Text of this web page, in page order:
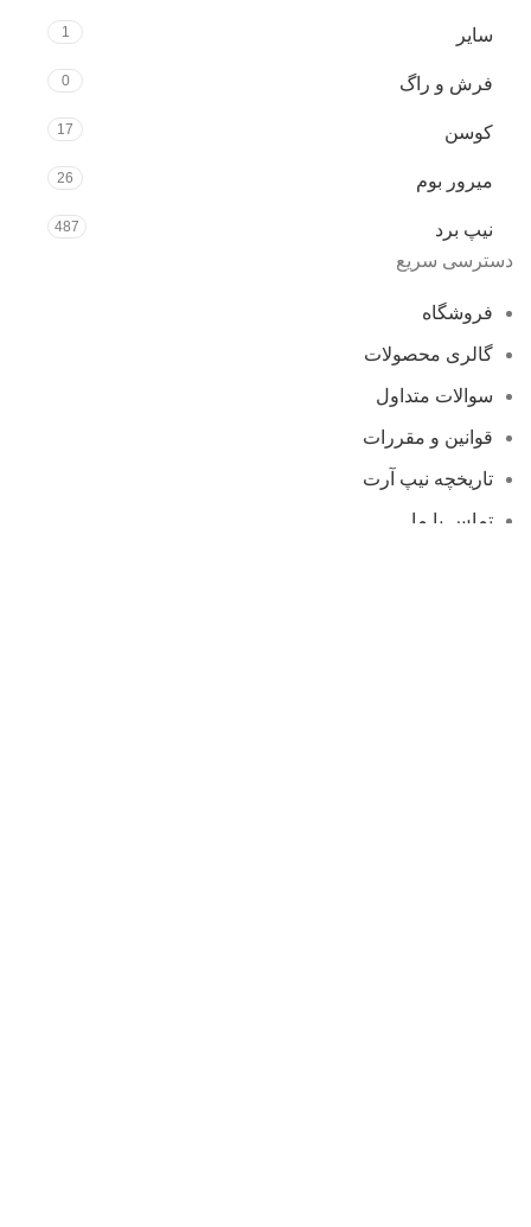
سایر 1
فرش و راگ 0
کوسن 17
میرور بوم 26
نیپ برد 487
دسترسی سریع
فروشگاه
گالری محصولات
سوالات متداول
قوانین و مقررات
تاریخچه نیپ آرت
تماس با ما